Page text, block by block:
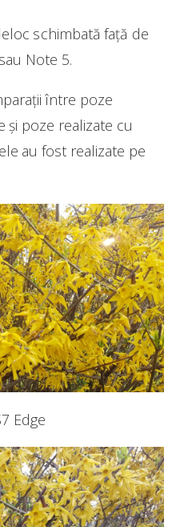
schimbată față de
Note 5.
între poze
și poze realizate cu
au fost realizate pe
Edge